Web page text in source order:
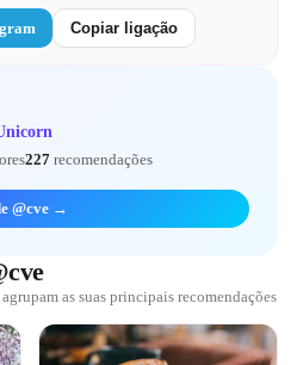
Copiar ligação
227 recomendações
@cve →
as suas principais recomendações